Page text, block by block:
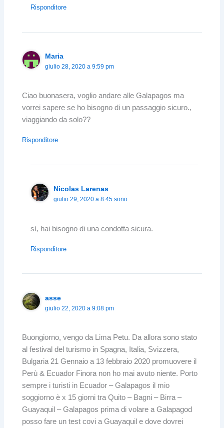
Risponditore
Maria
giulio 28, 2020 a 9:59 pm
Ciao buonasera, voglio andare alle Galapagos ma
vorrei sapere se ho bisogno di un passaggio sicuro.,
viaggiando da solo??
Risponditore
Nicolas Larenas
giulio 29, 2020 a 8:45 sono
sì, hai bisogno di una condotta sicura.
Risponditore
asse
giulio 22, 2020 a 9:08 pm
Buongiorno, vengo da Lima Petu. Da allora sono stato
al festival del turismo in Spagna, Italia, Svizzera,
Bulgaria 21 Gennaio a 13 febbraio 2020 promuovere il
Perù & Ecuador Finora non ho mai avuto niente. Porto
sempre i turisti in Ecuador – Galapagos il mio
soggiorno è x 15 giorni tra Quito – Bagni – Birra –
Guayaquil – Galapagos prima di volare a Galapagod
posso fare un test covi a Guayaquil e dove dovrei